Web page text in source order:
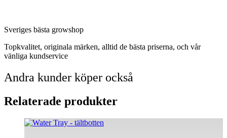
Sveriges bästa growshop
Topkvalitet, originala märken, alltid de bästa priserna, och vår
vänliga kundservice
Andra kunder köper också
Relaterade produkter
Den